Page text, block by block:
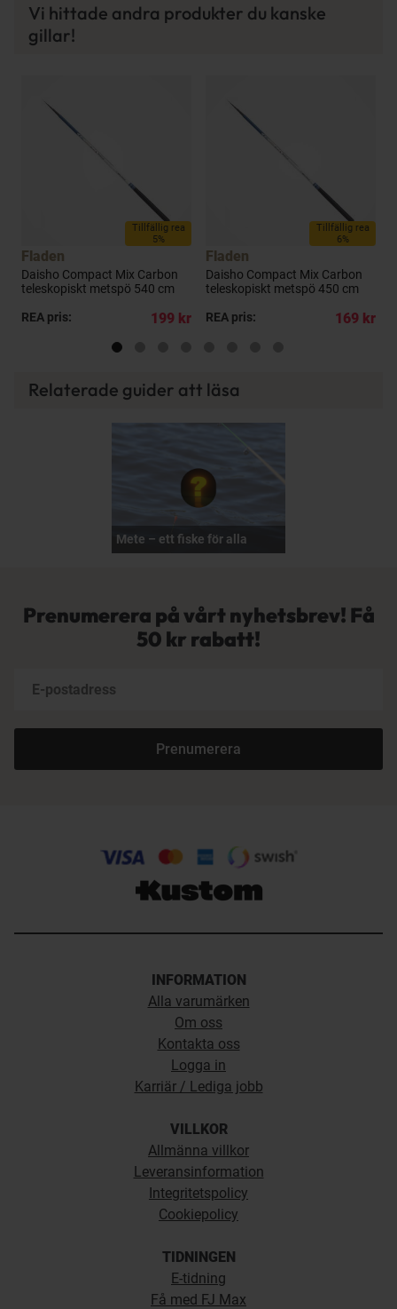
Vi hittade andra produkter du kanske
gillar!
Tillfällig rea
5%
Fladen
Daisho Compact Mix Carbon
teleskopiskt metspö 540 cm
REA pris:
199 kr
Tillfällig rea
6%
Fladen
Daisho Compact Mix Carbon
teleskopiskt metspö 450 cm
REA pris:
169 kr
Relaterade guider att läsa
Mete – ett fiske för alla
Prenumerera på vårt nyhetsbrev! Få
50 kr rabatt!
Prenumerera
INFORMATION
Alla varumärken
Om oss
Kontakta oss
Logga in
Karriär / Lediga jobb
VILLKOR
Allmänna villkor
Leveransinformation
Integritetspolicy
Cookiepolicy
TIDNINGEN
E-tidning
Få med FJ Max